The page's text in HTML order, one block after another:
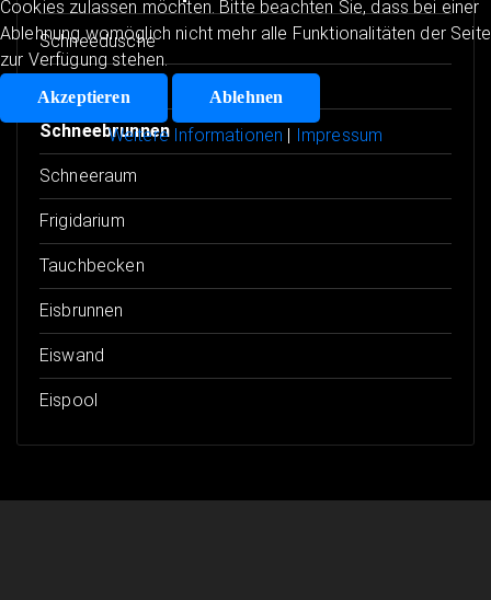
Schneedusche
Schneekabine
Schneebrunnen
Schneeraum
Frigidarium
Tauchbecken
Eisbrunnen
Eiswand
Eispool
Cookies zulassen möchten. Bitte beachten Sie, dass bei einer
Ablehnung womöglich nicht mehr alle Funktionalitäten der Seite
zur Verfügung stehen.
Akzeptieren Ablehnen
Weitere Informationen | Impressum